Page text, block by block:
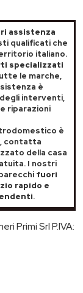
assistenza
qualificati che
italiano.
specializzati
le marche,
è
interventi,
riparazioni
è
, contatta
della casa
I nostri
fuori
rapido e
.
Primi Srl P.IVA: